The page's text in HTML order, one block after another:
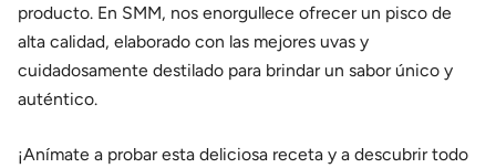
producto. En SMM, nos enorgullece ofrecer un pisco de
alta calidad, elaborado con las mejores uvas y
cuidadosamente destilado para brindar un sabor único y
auténtico.
¡Anímate a probar esta deliciosa receta y a descubrir todo